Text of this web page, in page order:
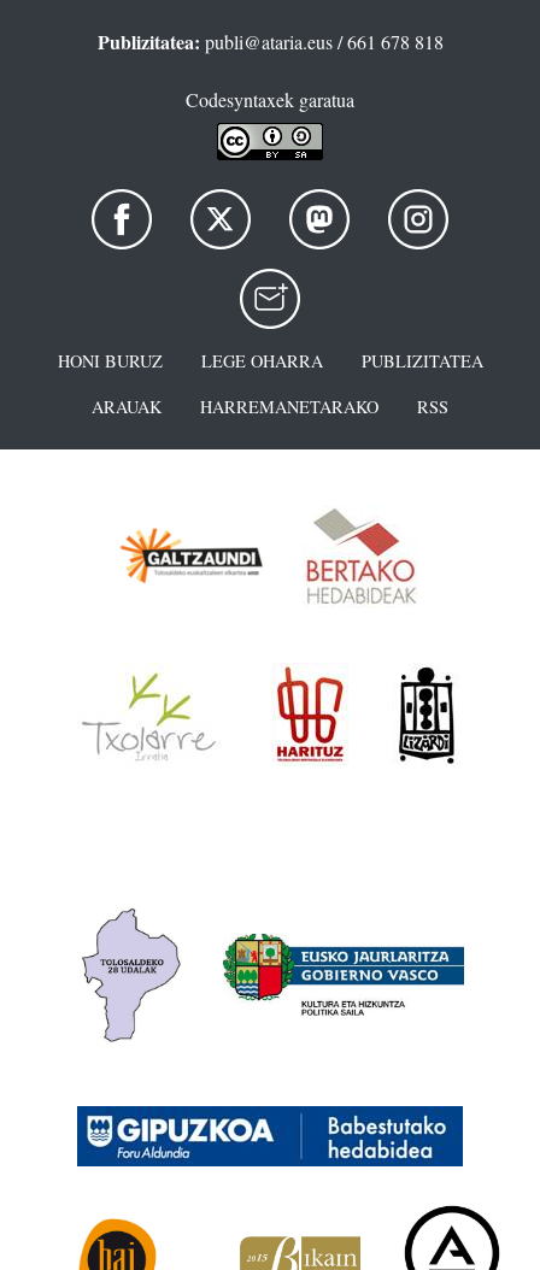
Publizitatea: publi@ataria.eus/ 661 678 818
Codesyntaxek garatua
HONI BURUZ LEGE OHARRA
PUBLIZITATEA
ARAUAK
HARREMANETARAKO RSS